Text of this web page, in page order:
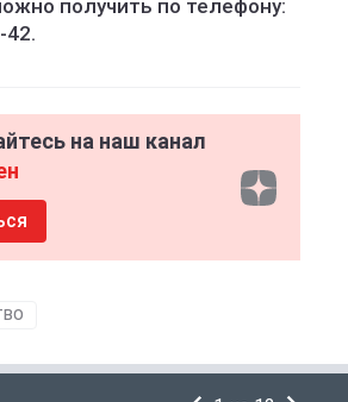
получить по телефону:
42.
на наш канал